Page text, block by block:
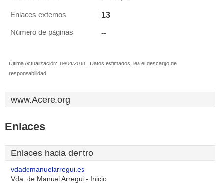
Enlaces externos 13
Número de páginas --
Última Actualización: 19/04/2018 . Datos estimados, lea el descargo de
responsabilidad.
www.Acere.org
Enlaces
Enlaces hacia dentro
vdademanuelarregui.es
Vda. de Manuel Arregui - Inicio